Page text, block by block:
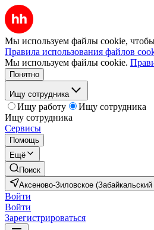
Мы используем файлы cookie, чтобы
Правила использования файлов
Мы используем файлы cookie.
Понятно
Ищу сотрудника
Ищу работу
Ищу сотрудника
Ищу сотрудника
Сервисы
Помощь
Ещё
Поиск
Аксеново-Зиловское (Забайкальский
Войти
Войти
Зарегистрироваться